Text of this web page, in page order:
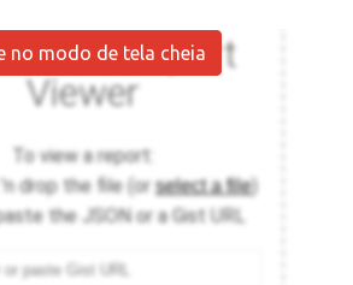
no modo de tela cheia